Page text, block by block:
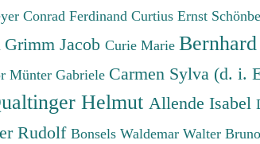
Conrad Ferdinand Curtius Ernst
Grimm Jacob Curie Marie
Münter Gabriele Carmen Sylva (d. i.
Helmut Allende Isabel
Rudolf Bonsels Waldemar Walter Bruno